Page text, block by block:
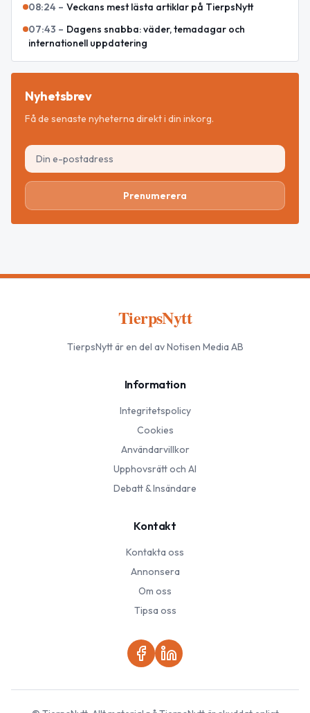
08:24 – Veckans mest lästa artiklar på TierpsNytt
07:43 – Dagens snabba: väder, temadagar och
internationell uppdatering
Nyhetsbrev
Få de senaste nyheterna direkt i din inkorg.
Prenumerera
TierpsNytt
TierpsNyttär en del av Notisen Media AB
Information
Integritetspolicy
Cookies
Användarvillkor
Upphovsrätt och AI
Debatt & Insändare
Kontakt
Kontakta oss
Annonsera
Om oss
Tipsa oss